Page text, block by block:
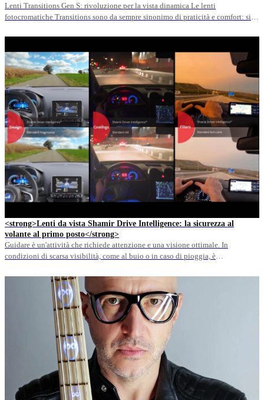
Lenti Transitions Gen S: rivoluzione per la vista dinamica Le lenti
fotocromatiche Transitions sono da sempre sinonimo di praticità e comfort: si
chiuso, eliminando la necessità di portare con sé due paia di occhiali. Ma con il
nuovo trattamento Transitions Gen S, la tecnologia fa un ulteriore&hellip;
<strong>Lenti da vista Shamir Drive Intelligence: la sicurezza al
volante al primo posto</strong>
Guidare è un'attività che richiede attenzione e una visione ottimale. In
condizioni di scarsa visibilità, come al buio o in caso di pioggia, è
eventuali pericoli. Per questo motivo, è importante scegliere delle lenti da vista
che siano progettate appositamente per la&hellip;